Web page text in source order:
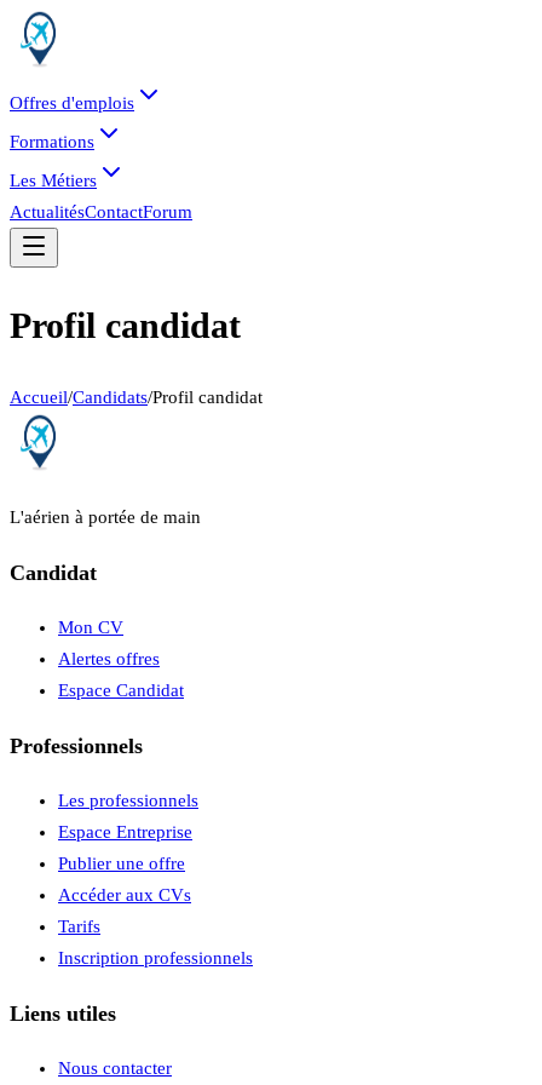
Offres d'emplois
Formations
Les Métiers
ActualitésContactForum
Profil candidat
Accueil/Candidats/Profil candidat
L'aérien à portée de main
Candidat
Mon CV
Alertes offres
Espace Candidat
Professionnels
Les professionnels
Espace Entreprise
Publier une offre
Accéder aux CVs
Tarifs
Inscription professionnels
Liens utiles
Nous contacter